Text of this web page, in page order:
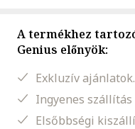
A termékhez
Genius előnyök:
Exkluzív ajánlatok.
Ingyenes szállítás
Elsőbbségi